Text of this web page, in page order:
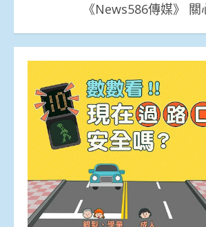
《News586傳媒》 關